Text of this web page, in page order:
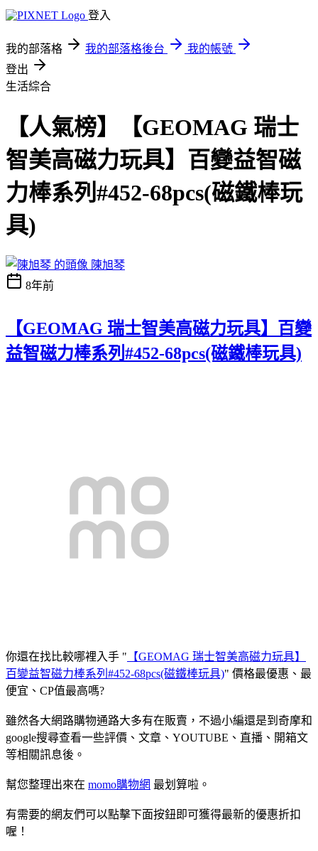
登入
我的部落格 我的部落格後台
我的帳號
登出
生活綜合
【人氣榜】【GEOMAG 瑞士
智美高磁力玩具】百變益智磁
力棒系列#452-68pcs(磁鐵棒玩
具)
陳旭琴
8年前
【GEOMAG 瑞士智美高磁力玩具】百變
益智磁力棒系列#452-68pcs(磁鐵棒玩具)
你還在找比較哪裡入手 " 【GEOMAG 瑞士智美高磁力玩具】
百變益智磁力棒系列#452-68pcs(磁鐵棒玩具)" 價格最優惠、最
便宜、CP值最高嗎?
雖然各大網路購物通路大多有在販賣，不過小編還是到奇摩和
google搜尋查看一些評價、文章、YOUTUBE、直播、開箱文
等相關訊息後。
幫您整理出來在 momo購物網 最划算啦。
有需要的網友們可以點擊下面按鈕即可獲得最新的優惠折扣
喔！